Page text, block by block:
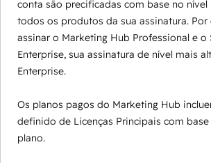
conta são precificadas com base no
todos os produtos da sua assinatura. Por
assinar o Marketing Hub Professional e o
Enterprise, sua assinatura de nível mais
Enterprise.
Os planos pagos do Marketing Hub
definido de Licenças Principais com
plano.